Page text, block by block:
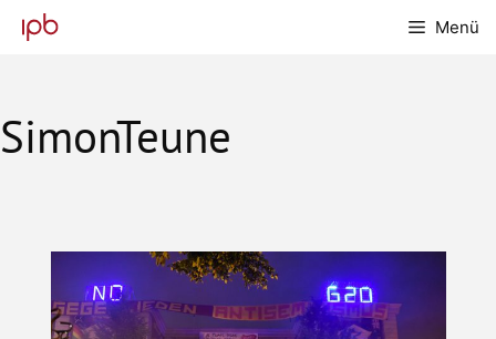
Inhalt
Menü
SimonTeune